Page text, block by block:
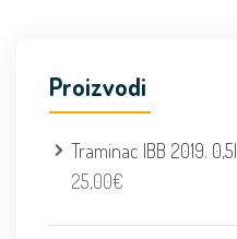
Proizvodi
Traminac IBB 2019. 0,5l
25,00€